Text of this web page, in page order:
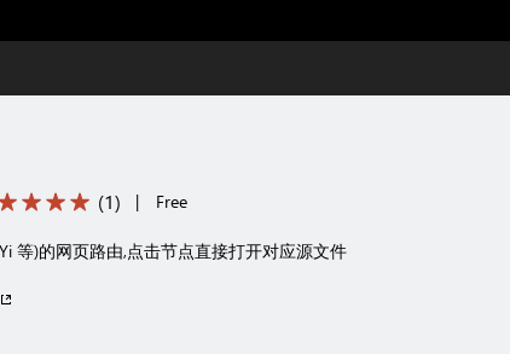
(1) | Free
等)的网页路由,点击节点直接打开对应源文件